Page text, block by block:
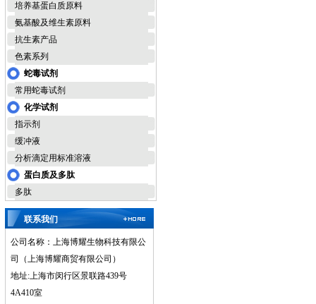
培养基蛋白质原料
氨基酸及维生素原料
抗生素产品
色素系列
蛇毒试剂
常用蛇毒试剂
化学试剂
指示剂
缓冲液
分析滴定用标准溶液
蛋白质及多肽
多肽
联系我们
公司名称：上海博耀生物科技有限公
司（上海博耀商贸有限公司）
地址:上海市闵行区景联路439号
4A410室